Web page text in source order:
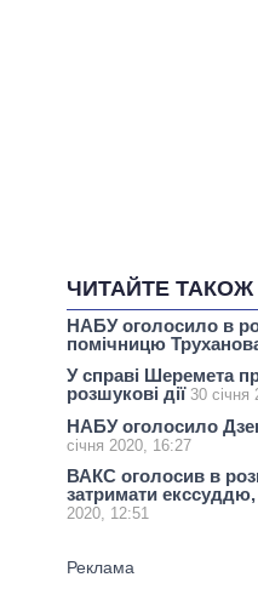
ЧИТАЙТЕ ТАКОЖ
НАБУ оголосило в
помічницю
У справі Шеремета
розшукові дії 30 січня
НАБУ оголосило
січня 2020, 16:27
ВАКС оголосив в
затримати
2020, 12:51